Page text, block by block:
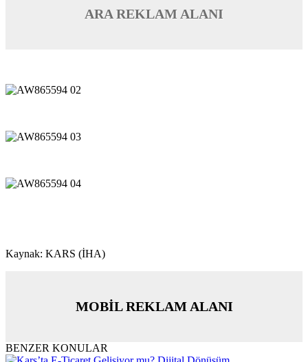
ARA REKLAM ALANI
Kaynak: KARS (İHA)
MOBİL REKLAM ALANI
BENZER KONULAR